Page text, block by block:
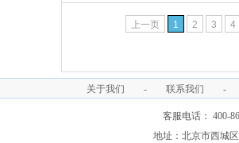
上一页 1 2 3 4
关于我们 - 联系我们 -
客服电话： 400-
地址：北京市西城